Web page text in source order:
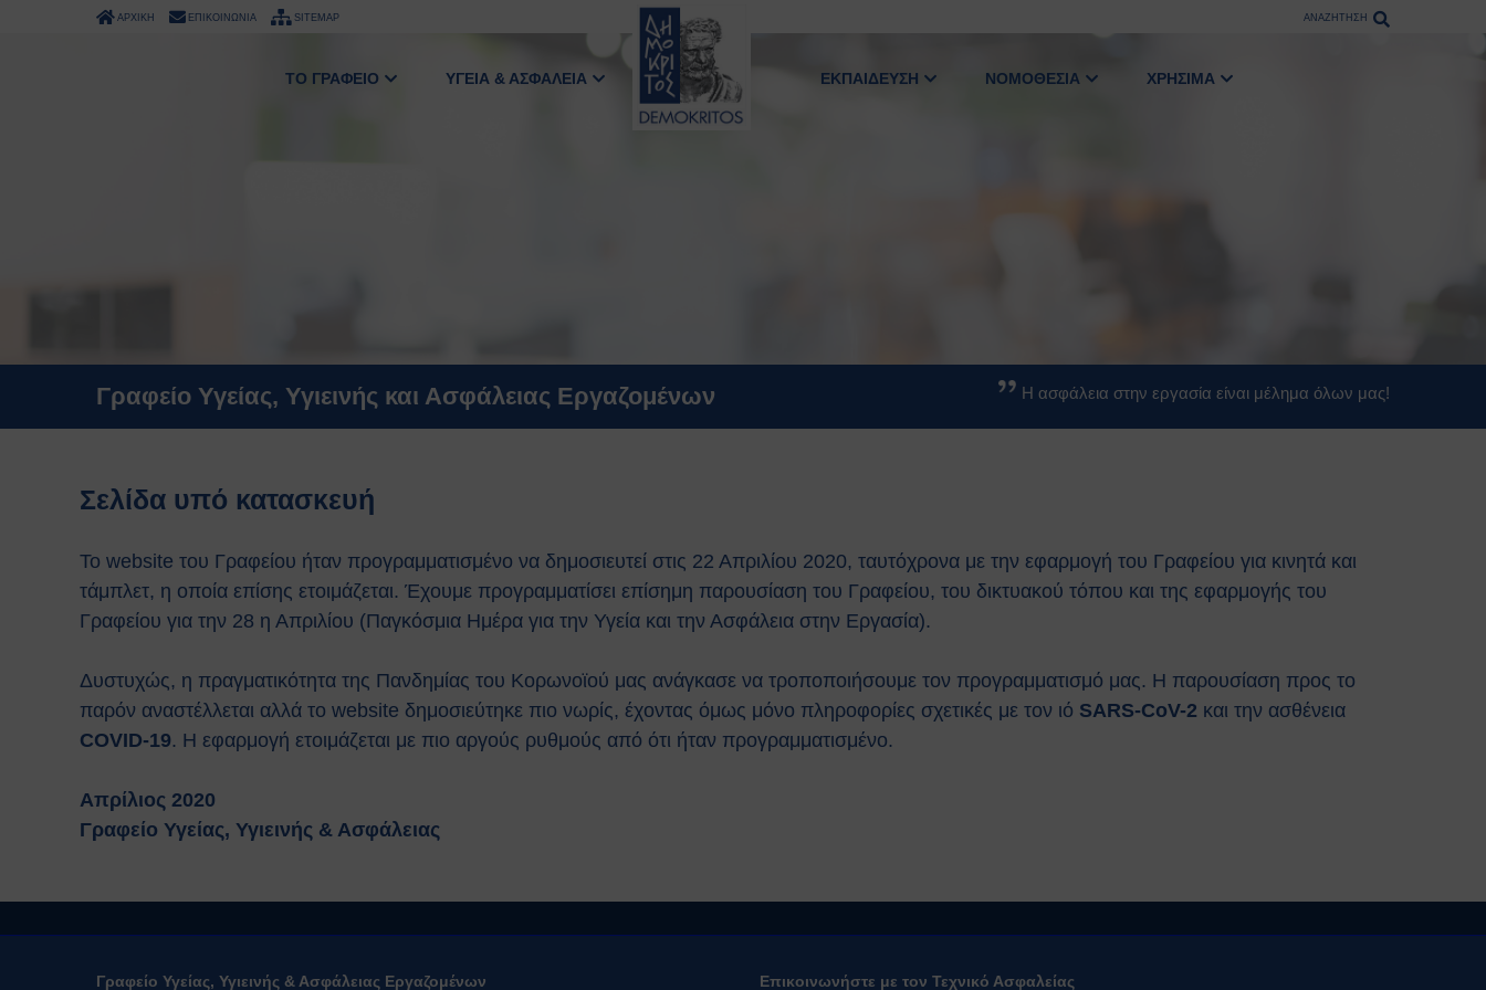
ΑΡΧΙΚΗ ΕΠΙΚΟΙΝΩΝΙΑ SITEMAP ΑΝΑΖΗΤΗΣΗ
ΤΟ ΓΡΑΦΕΙΟ ΥΓΕΙΑ & ΑΣΦΑΛΕΙΑ ΕΚΠΑΙΔΕΥΣΗ ΝΟΜΟΘΕΣΙΑ ΧΡΗΣΙΜΑ
Γραφείο Υγείας, Υγιεινής και Ασφάλειας Εργαζομένων Η ασφάλεια στην εργασία είναι μέλημα όλων μας!
Σελίδα υπό κατασκευή
Το website του Γραφείου ήταν προγραμματισμένο να δημοσιευτεί στις 22 Απριλίου 2020, ταυτόχρονα με την εφαρμογή του Γραφείου για κινητά και
τάμπλετ, η οποία επίσης ετοιμάζεται. Έχουμε προγραμματίσει επίσημη παρουσίαση του Γραφείου, του δικτυακού τόπου και της εφαρμογής του
Γραφείου για την 28 η Απριλίου (Παγκόσμια Ημέρα για την Υγεία και την Ασφάλεια στην Εργασία).
Δυστυχώς, η πραγματικότητα της Πανδημίας του Κορωνοϊού μας ανάγκασε να τροποποιήσουμε τον προγραμματισμό μας. Η παρουσίαση προς το
παρόν αναστέλλεται αλλά το website δημοσιεύτηκε πιο νωρίς, έχοντας όμως μόνο πληροφορίες σχετικές με τον ιό SARS-CoV-2 και την ασθένεια
COVID-19. Η εφαρμογή ετοιμάζεται με πιο αργούς ρυθμούς από ότι ήταν προγραμματισμένο.
Απρίλιος 2020
Γραφείο Υγείας, Υγιεινής & Ασφάλειας
Γραφείο Υγείας, Υγιεινής & Ασφάλειας Εργαζομένων Επικοινωνήστε με τον Τεχνικό Ασφαλείας